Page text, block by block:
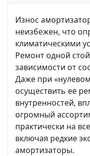
Износ
неизбежен, что
климатическими
Ремонт одной
зависимости от
Даже при
осуществить ее
внутренностей,
огромный
практически на
включая редкие
амортизаторы.